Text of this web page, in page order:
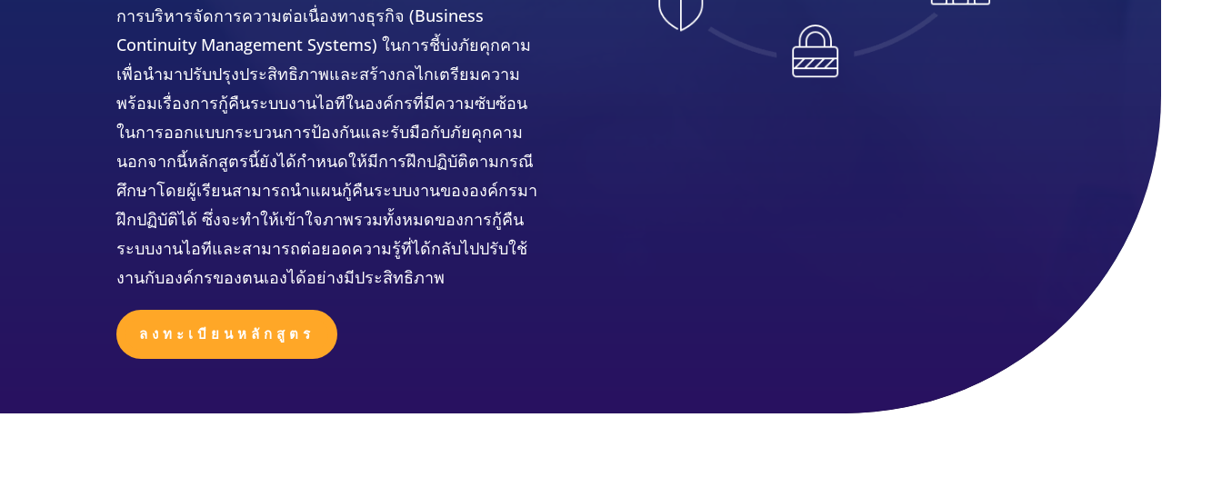
การบริหารจัดการความต่อเนื่องทางธุรกิจ (Business
Continuity Management Systems) ในการชี้บ่งภัยคุกคาม
เพื่อนำมาปรับปรุงประสิทธิภาพและสร้างกลไกเตรียมความ
พร้อมเรื่องการกู้คืนระบบงานไอทีในองค์กรที่มีความซับซ้อน
ในการออกแบบกระบวนการป้องกันและรับมือกับภัยคุกคาม
นอกจากนี้หลักสูตรนี้ยังได้กำหนดให้มีการฝึกปฏิบัติตามกรณี
ศึกษาโดยผู้เรียนสามารถนำแผนกู้คืนระบบงานขององค์กรมา
ฝึกปฏิบัติได้ ซึ่งจะทำให้เข้าใจภาพรวมทั้งหมดของการกู้คืน
ระบบงานไอทีและสามารถต่อยอดความรู้ที่ได้กลับไปปรับใช้
งานกับองค์กรของตนเองได้อย่างมีประสิทธิภาพ
ลงทะเบียนหลักสูตร